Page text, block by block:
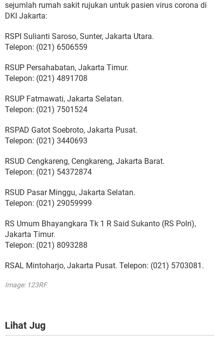
sejumlah rumah sakit rujukan untuk pasien virus corona di
DKI Jakarta:
RSPI Sulianti Saroso, Sunter, Jakarta Utara.
Telepon: (021) 6506559
RSUP Persahabatan, Jakarta Timur.
Telepon: (021) 4891708
RSUP Fatmawati, Jakarta Selatan.
Telepon: (021) 7501524
RSPAD Gatot Soebroto, Jakarta Pusat.
Telepon: (021) 3440693
RSUD Cengkareng, Cengkareng, Jakarta Barat.
Telepon: (021) 54372874
RSUD Pasar Minggu, Jakarta Selatan.
Telepon: (021) 29059999
RS Umum Bhayangkara Tk 1 R Said Sukanto (RS Polri),
Jakarta Timur.
Telepon: (021) 8093288
RSAL Mintoharjo, Jakarta Pusat. Telepon: (021) 5703081.
Image: 123RF
Lihat Jug